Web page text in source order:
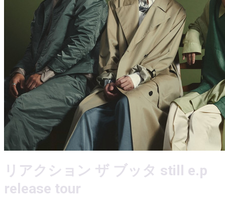
リアクション ザ ブッタ still e.p
release tour